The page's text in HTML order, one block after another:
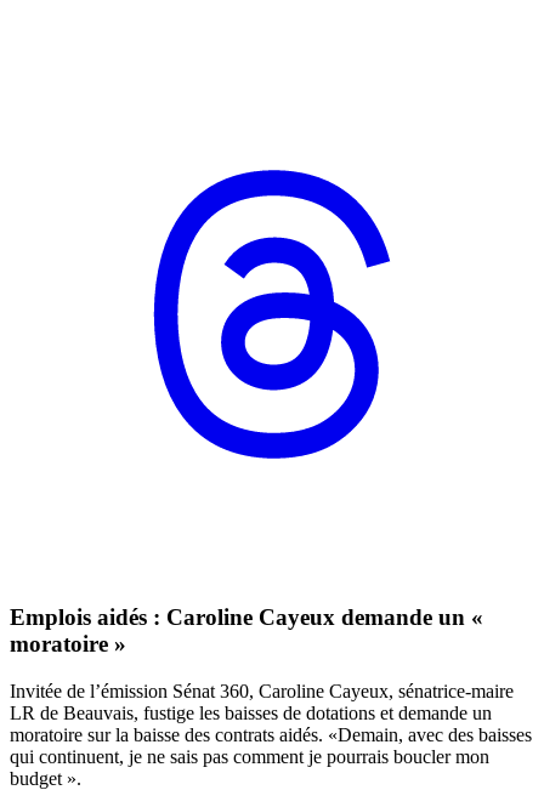
Emplois aidés : Caroline Cayeux demande un «
moratoire »
Invitée de l’émission Sénat 360, Caroline Cayeux, sénatrice-maire
LR de Beauvais, fustige les baisses de dotations et demande un
moratoire sur la baisse des contrats aidés. «Demain, avec des baisses
qui continuent, je ne sais pas comment je pourrais boucler mon
budget ».